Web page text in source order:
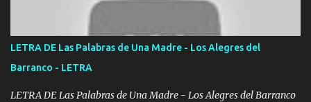
verde se le extraña pa que sepan Aquí Pura GENTE DE LA RANA 🐸
POR CLAVE ES EL CALI 4 EN LA CIUDAD TIJUANA Música Al
tirante andamos mi carnal atento a cualquier necesidad no porque
se ve limpio el camino nos confiamos al andar y nunca con la
misma piedra me vuelvo a tropezar Cuando ando de enamorado
en corto me tiró a per...
LETRA DE Las Palabras de Una Madre - Los Alegres del
Barranco - LETRA
LETRA DE Las Palabras de Una Madre - Los Alegres del Barranco